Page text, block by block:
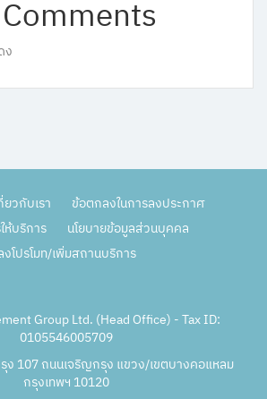
ง
ยวกับเรา
ข้อตกลงในการลงประกาศ
ห้บริการ
นโยบายข้อมูลส่วนบุคคล
งโปรโมท/เพิ่มสถานบริการ
Group Ltd. (Head Office) - Tax ID:
0105546005709
ง 107 ถนนเจริญกรุง แขวง/เขตบางคอแหลม
กรุงเทพฯ 10120